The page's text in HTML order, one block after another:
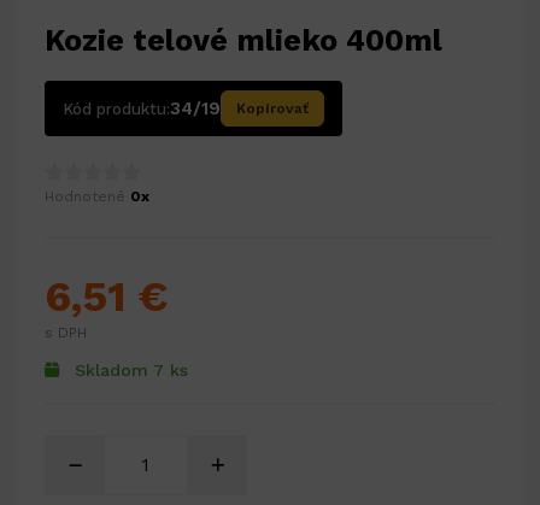
Kozie telové mlieko 400ml
Kód produktu:34/19 Kopírovať
Hodnotené 0x
Skladom 7 ks
6,51 €
s DPH